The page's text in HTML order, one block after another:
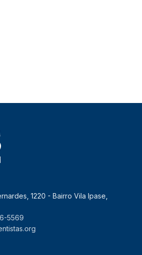
1220 - Bairro Vila Ipase,
5569